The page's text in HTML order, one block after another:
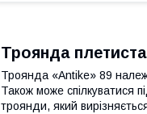
Троянда
Троянда «Antike» 89
Також може спілкуватися
троянди, який